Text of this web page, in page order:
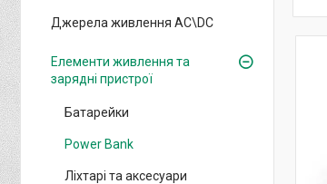
Джерела живлення AC\DC
Елементи живлення та
зарядні пристрої
Батарейки
Power Bank
Ліхтарі та аксесуари